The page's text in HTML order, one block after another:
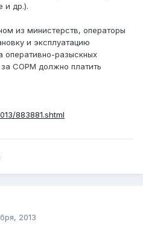
и др.).
из министерств, операторы
и эксплуатацию
разыскных
за СОРМ должно платить
883881.shtml
2013